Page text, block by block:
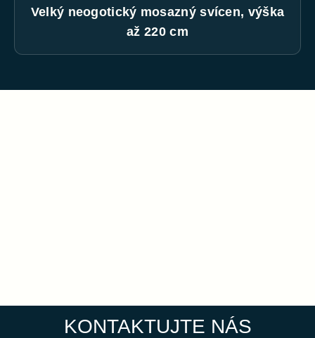
Velký neogotický mosazný svícen, výška
až 220 cm
KONTAKTUJTE NÁS